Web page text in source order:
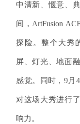
中清新、惬意、
间，ArtFusion
探险。整个大秀
屏、灯光、地面
感觉。同时，9月
对这场大秀进行
响力。